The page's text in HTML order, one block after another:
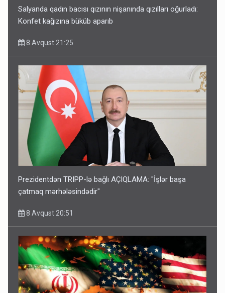
Salyanda qadın bacısı qızının nişanında qızılları oğurladı:
Konfet kağızına büküb aparıb
8 Avqust 21:25
Prezidentdən TRIPP-lə bağlı AÇIQLAMA: "İşlər başa
çatmaq mərhələsindədir"
8 Avqust 20:51